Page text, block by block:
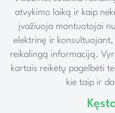
atvykimo laiką ir kaip
įvažiuoja montuotojai
elektrinę ir
reikalingą informaciją.
kartais reikėtų pagelbėti
kie taip ir